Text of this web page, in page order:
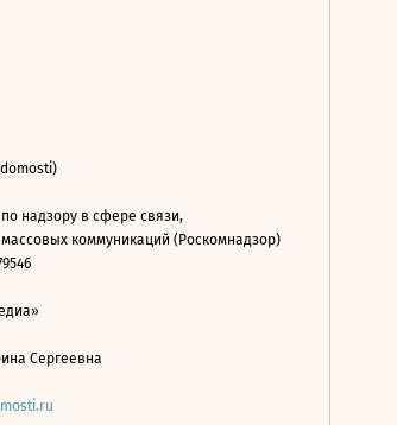
надзору в сфере связи,
коммуникаций (Роскомнадзор)
Сергеевна